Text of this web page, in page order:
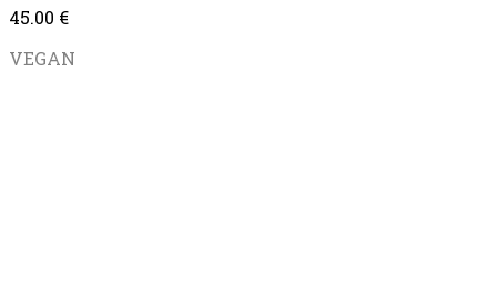
45.00 €
VEGAN